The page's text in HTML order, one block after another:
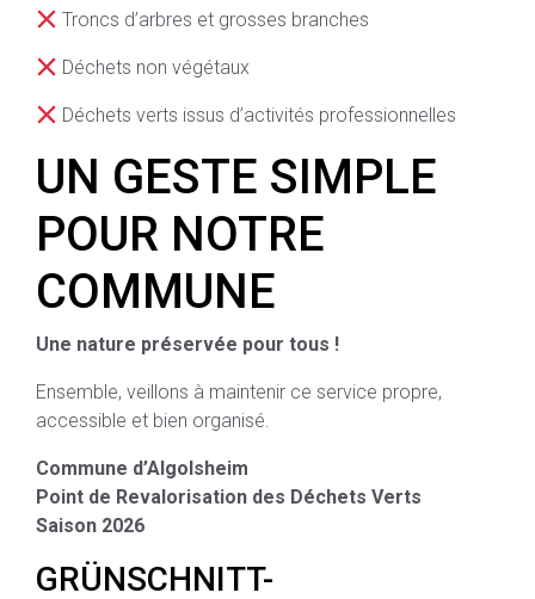
Troncs d’arbres et grosses branches
Déchets non végétaux
Déchets verts issus d’activités professionnelles
UN GESTE SIMPLE
POUR NOTRE
COMMUNE
Une nature préservée pour tous !
Ensemble, veillons à maintenir ce service propre,
accessible et bien organisé.
Commune d’Algolsheim
Point de Revalorisation des Déchets Verts
Saison 2026
GRÜNSCHNITT-